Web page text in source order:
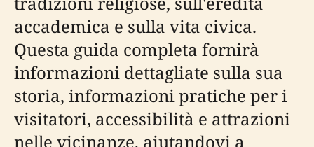
accademica e sulla vita civica.
Questa guida completa fornirà
informazioni dettagliate sulla sua
storia, informazioni pratiche per i
visitatori, accessibilità e attrazioni
nelle vicinanze, aiutandovi a